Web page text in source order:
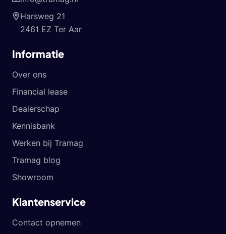
Harsweg 21
2461 EZ Ter Aar
Informatie
Over ons
Financial lease
Dealerschap
Kennisbank
Werken bij Tramag
Tramag blog
Showroom
Klantenservice
Contact opnemen